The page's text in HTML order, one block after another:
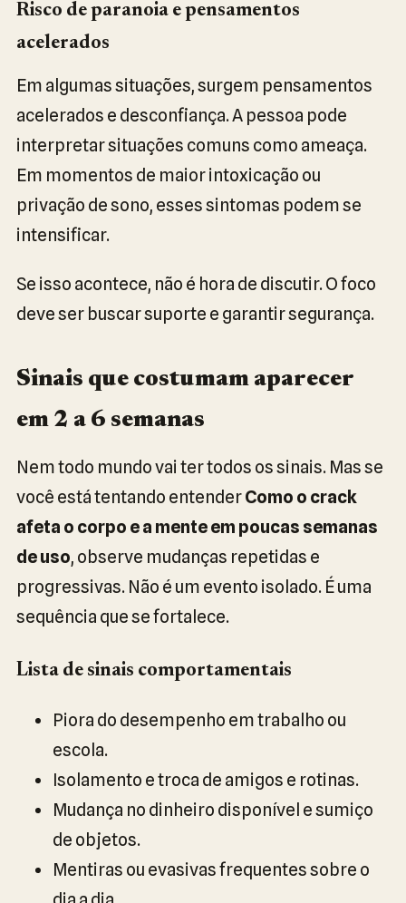
Risco de paranoia e pensamentos
acelerados
Em algumas situações, surgem pensamentos
acelerados e desconfiança. A pessoa pode
interpretar situações comuns como ameaça.
Em momentos de maior intoxicação ou
privação de sono, esses sintomas podem se
intensificar.
Se isso acontece, não é hora de discutir. O foco
deve ser buscar suporte e garantir segurança.
Sinais que costumam aparecer
em 2 a 6 semanas
Nem todo mundo vai ter todos os sinais. Mas se
você está tentando entenderComo o crack
afeta o corpo e a mente em poucas semanas
de uso, observe mudanças repetidas e
progressivas. Não é um evento isolado. É uma
sequência que se fortalece.
Lista de sinais comportamentais
Piora do desempenho em trabalho ou
escola.
Isolamento e troca de amigos e rotinas.
Mudança no dinheiro disponível e sumiço
de objetos.
Mentiras ou evasivas frequentes sobre o